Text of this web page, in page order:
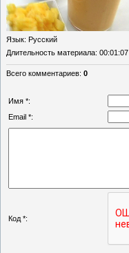
Язык: Русский
Длительность материала: 00:01:07
Всего комментариев: 0
Имя *:
Email *:
Код *: